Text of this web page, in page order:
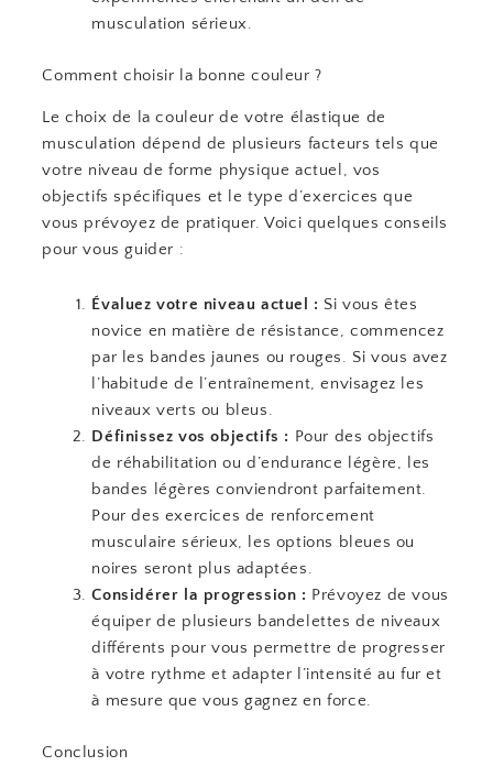
musculation sérieux.
Comment choisir la bonne couleur ?
Le choix de la couleur de votre élastique de
musculation dépend de plusieurs facteurs tels que
votre niveau de forme physique actuel, vos
objectifs spécifiques et le type d’exercices que
vous prévoyez de pratiquer. Voici quelques conseils
pour vous guider :
Évaluez votre niveau actuel : Si vous êtes
novice en matière de résistance, commencez
par les bandes jaunes ou rouges. Si vous avez
l’habitude de l’entraînement, envisagez les
niveaux verts ou bleus.
Définissez vos objectifs : Pour des objectifs
de réhabilitation ou d’endurance légère, les
bandes légères conviendront parfaitement.
Pour des exercices de renforcement
musculaire sérieux, les options bleues ou
noires seront plus adaptées.
Considérer la progression : Prévoyez de vous
équiper de plusieurs bandelettes de niveaux
différents pour vous permettre de progresser
à votre rythme et adapter l’intensité au fur et
à mesure que vous gagnez en force.
Conclusion